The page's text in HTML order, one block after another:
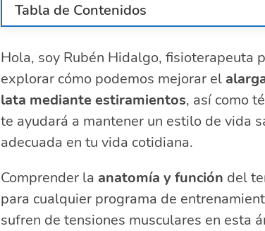
Tabla de Contenidos
Ejercicios para fortalecer el músculo
Anatomía del músculo tensor de la
Patologías comunes del músculo tensor
Tratamiento de fisioterapia para el
Preguntas relacionadas sobre el cuidado
¿Cómo se estira la fascia?
¿Qué movimiento realiza el músculo
¿Cómo disminuir espasmo en
Hola, soy Rubén Hidalgo, fisioterapeuta
explorar cómo podemos mejorar el
lata mediante estiramientos, así como
te ayudará a mantener un estilo de vida
adecuada en tu vida cotidiana.
Comprender la anatomía y función del
para cualquier programa de
sufren de tensiones musculares en esta